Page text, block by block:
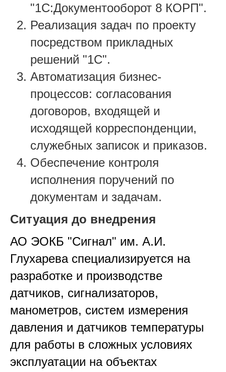
"1С:Документооборот 8 КОРП".
Реализация задач по проекту
посредством прикладных
решений "1С".
Автоматизация бизнес-
процессов: согласования
договоров, входящей и
исходящей корреспонденции,
служебных записок и приказов.
Обеспечение контроля
исполнения поручений по
документам и задачам.
Ситуация до внедрения
АО ЭОКБ "Сигнал" им. А.И.
Глухарева специализируется на
разработке и производстве
датчиков, сигнализаторов,
манометров, систем измерения
давления и датчиков температуры
для работы в сложных условиях
эксплуатации на объектах